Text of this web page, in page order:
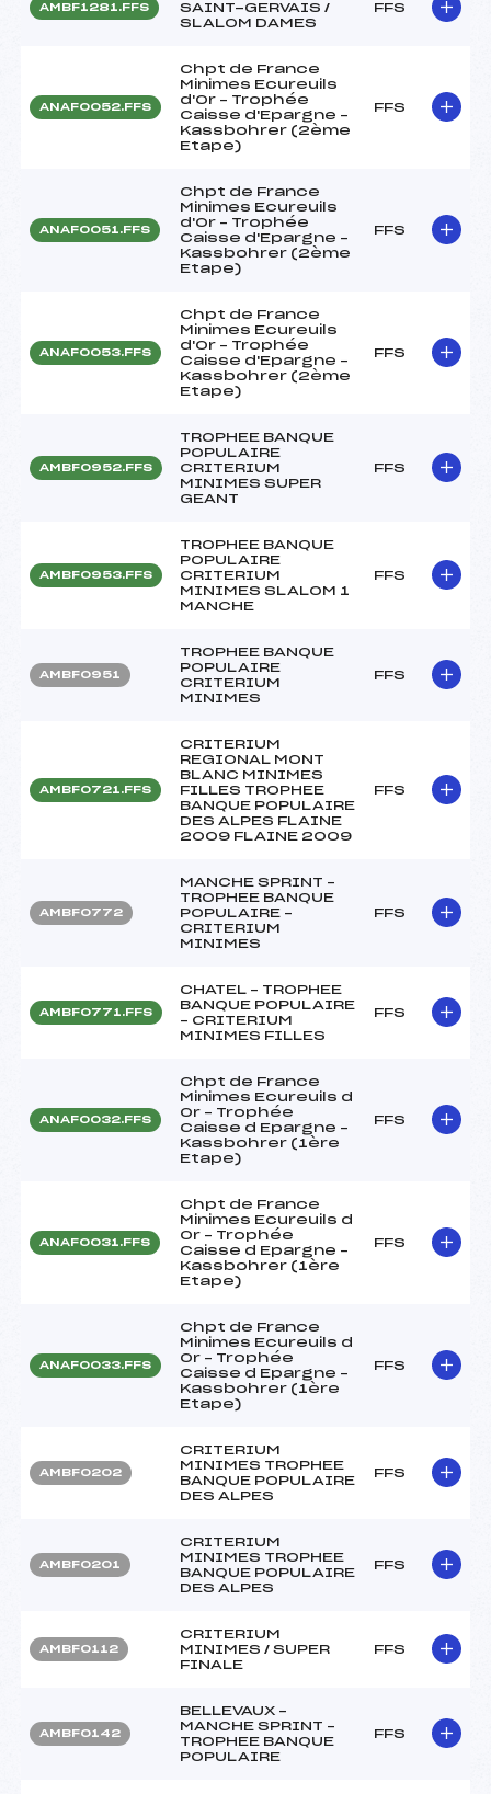
AMBF1281.FFS
SAINT-GERVAIS /
SLALOM DAMES
FFS
ANAF0052.FFS
Chpt de France
Minimes Ecureuils
d'Or – Trophée
Caisse d'Epargne –
Kassbohrer (2ème
Etape)
FFS
ANAF0051.FFS
Chpt de France
Minimes Ecureuils
d'Or – Trophée
Caisse d'Epargne –
Kassbohrer (2ème
Etape)
FFS
ANAF0053.FFS
Chpt de France
Minimes Ecureuils
d'Or – Trophée
Caisse d'Epargne –
Kassbohrer (2ème
Etape)
FFS
AMBF0952.FFS
TROPHEE BANQUE
POPULAIRE
CRITERIUM
MINIMES SUPER
GEANT
FFS
AMBF0953.FFS
TROPHEE BANQUE
POPULAIRE
CRITERIUM
MINIMES SLALOM 1
MANCHE
FFS
AMBF0951
TROPHEE BANQUE
POPULAIRE
CRITERIUM
MINIMES
FFS
AMBF0721.FFS
CRITERIUM
REGIONAL MONT
BLANC MINIMES
FILLES TROPHEE
BANQUE POPULAIRE
DES ALPES FLAINE
2009 FLAINE 2009
FFS
AMBF0772
MANCHE SPRINT –
TROPHEE BANQUE
POPULAIRE –
CRITERIUM
MINIMES
FFS
AMBF0771.FFS
CHATEL – TROPHEE
BANQUE POPULAIRE
– CRITERIUM
MINIMES FILLES
FFS
ANAF0032.FFS
Chpt de France
Minimes Ecureuils d
Or – Trophée
Caisse d Epargne –
Kassbohrer (1ère
Etape)
FFS
ANAF0031.FFS
Chpt de France
Minimes Ecureuils d
Or – Trophée
Caisse d Epargne –
Kassbohrer (1ère
Etape)
FFS
ANAF0033.FFS
Chpt de France
Minimes Ecureuils d
Or – Trophée
Caisse d Epargne –
Kassbohrer (1ère
Etape)
FFS
AMBF0202
CRITERIUM
MINIMES TROPHEE
BANQUE POPULAIRE
DES ALPES
FFS
AMBF0201
CRITERIUM
MINIMES TROPHEE
BANQUE POPULAIRE
DES ALPES
FFS
AMBF0112
CRITERIUM
MINIMES / SUPER
FINALE
FFS
AMBF0142
BELLEVAUX –
MANCHE SPRINT –
TROPHEE BANQUE
POPULAIRE
FFS